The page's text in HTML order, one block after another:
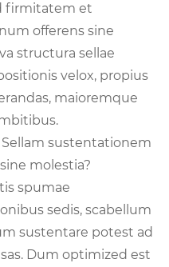
firmitatem et
offerens sine
structura sellae
velox, propius
maioremque
sustentationem
molestia?
spumae
sedis, scabellum
sustentare potest ad
Dum optimized est